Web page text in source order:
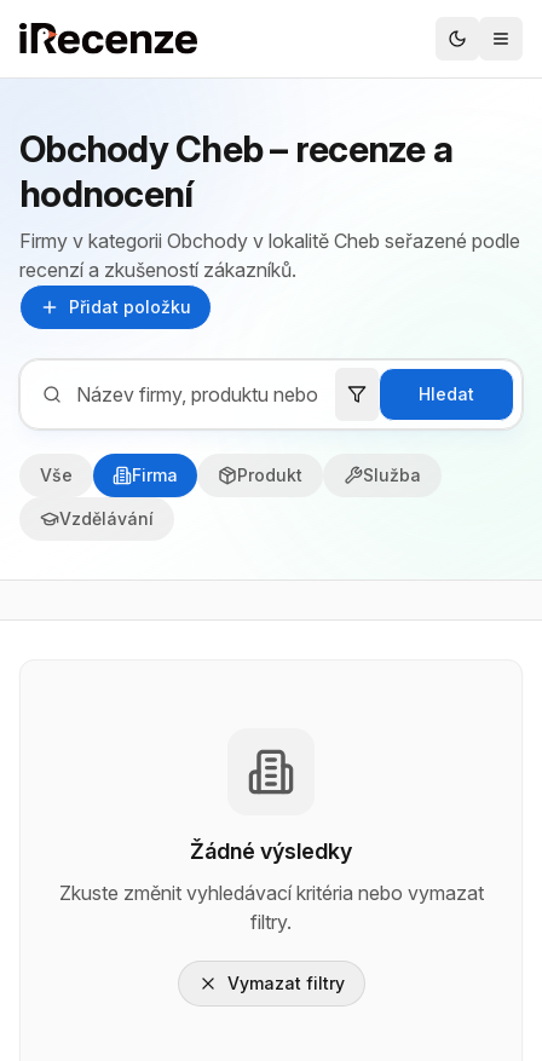
Obchody Cheb – recenze a
hodnocení
Firmy v kategorii Obchody v lokalitě Cheb seřazené podle
recenzí a zkušeností zákazníků.
Přidat položku
Hledat
Vše Firma Produkt Služba
Vzdělávání
Žádné výsledky
Zkuste změnit vyhledávací kritéria nebo vymazat
filtry.
Vymazat filtry